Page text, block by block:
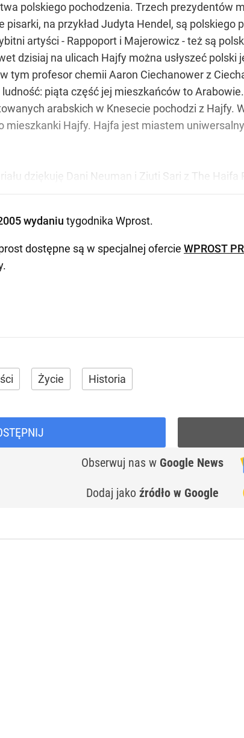
polskiego pochodzenia. Trzech prezydentów
na przykład Judyta Hendel, są polskiego
artyści - Rappoport i Majerowicz - też są
dzisiaj na ulicach Hajfy można usłyszeć polski
tym profesor chemii Aaron Ciechanower z
piąta część jej mieszkańców to
arabskich w Knesecie pochodzi z Hajfy.
mieszkanki Hajfy. Hajfa jest miastem
dziękuję Dani Neuman i Ziuti Sari z The Haifa
wydaniu tygodnika Wprost.
dostępne są w specjalnej ofercie WPROST
.
Życie Historia
Obserwuj nas w Google News
Dodaj jako źródło w Google